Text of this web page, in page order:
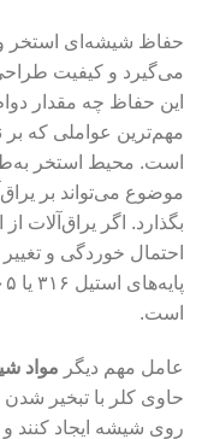
حفاظ شیشه‌ای استخر
می‌گیرد و کیفیت
این حفاظ چه مقدار
مهم‌ترین عواملی که بر
است. محیط استخر
موضوع می‌تواند بر
بگذارد. اگر یراق‌آلات
احتمال خوردگی و
است.
عامل مهم دیگر مواد
حاوی کلر با تبخیر
روی شیشه ایجاد